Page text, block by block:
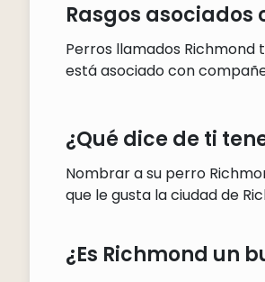
Rasgos asociados
Perros llamados Richmond
está asociado con
¿Qué dice de ti
Nombrar a su perro
que le gusta la ciudad de
¿Es Richmond un